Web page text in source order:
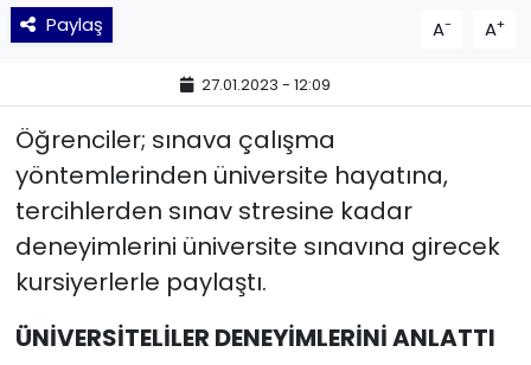
Paylaş A- A+
27.01.2023 - 12:09
Öğrenciler; sınava çalışma
yöntemlerinden üniversite hayatına,
tercihlerden sınav stresine kadar
deneyimlerini üniversite sınavına girecek
kursiyerlerle paylaştı.
ÜNİVERSİTELİLER DENEYİMLERİNİ ANLATTI
SPOR
TEKNOLOJİ
Yaşam
YEREL POLİTİKA
YEREL YÖNETİMLER
Yurt